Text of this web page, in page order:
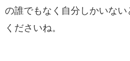
の誰でもなく自分しかいな
くださいね。